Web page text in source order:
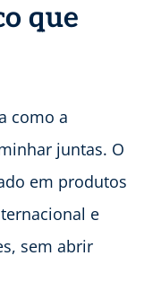
que
como a
juntas. O
em produtos
e
sem abrir